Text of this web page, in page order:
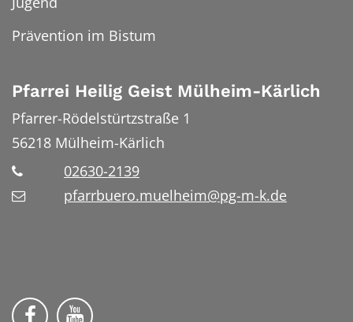
Prävention im Bistum
Pfarrei Heilig Geist Mülheim-Kärlich
Pfarrer-Rödelstürtzstraße 1
56218 Mülheim-Kärlich
02630-2139
pfarrbuero.muelheim@pg-m-k.de
Wir auf Facebook
Wir auf YouTube